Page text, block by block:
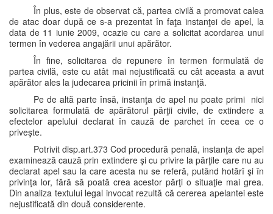
În plus, este de observat că, partea civilă a promovat calea
de atac doar după ce s-a prezentat în faţa instanţei de apel, la
data de 11 iunie 2009, ocazie cu care a solicitat acordarea unui
termen în vederea angajării unui apărător.
În fine, solicitarea de repunere în termen formulată de
partea civilă, este cu atât mai nejustificată cu cât aceasta a avut
apărător ales la judecarea pricinii în primă instanţă.
Pe de altă parte însă, instanţa de apel nu poate primi nici
solicitarea formulată de apărătorul părţii civile, de extindere a
efectelor apelului declarat în cauză de parchet în ceea ce o
priveşte.
Potrivit disp.art.373 Cod procedură penală, instanţa de apel
examinează cauză prin extindere şi cu privire la părţile care nu au
declarat apel sau la care acesta nu se referă, putând hotărî şi în
privinţa lor, fără să poată crea acestor părţi o situaţie mai grea.
Din analiza textului legal invocat rezultă că cererea apelantei este
nejustificată din două considerente.